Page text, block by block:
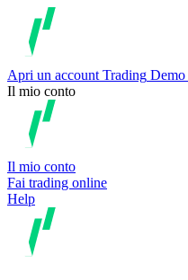
Apri un account Trading Demo
Il mio conto
Il mio conto
Fai trading online
Help